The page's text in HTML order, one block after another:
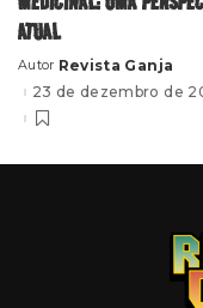
ATUAL
Posted
by
Autor Revista Ganja
23 de dezembro de